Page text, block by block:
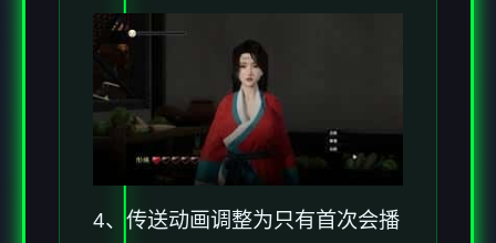
4、传送动画调整为只有首次会播